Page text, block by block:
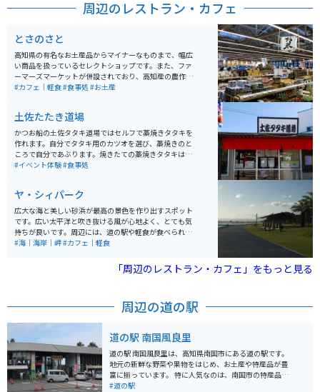
周辺のレストラン・カフェ
とさのさと
高知県の有名なお土産品からマイナーなものまで、幅広
い商品を扱っているセレクトショップです。また、ファ
ーマーズマーケットが併設されており、高知産の農作物
なども購入できます。店内にはお土産ショップの他にカ
#カフェ｜軽食#食事処 #お土産
土佐たたき道場
かつお船の土佐タタキ道場ではセルフで藁焼きタタキを
作れます。自分でタタキ用のカツオを選び、藁焼きのと
ころで自分であぶります。焼きたての藁焼きタタキは、
その場で食べたり、持ち帰りもできます。お土産も揃っ
#イベント体験#食事処
ヤ・シィパーク
広大な海と美しい砂浜が最高の景色を作り出すスポット
です。広い太平洋と吹き抜ける風が心地よく、とても気
持ちが良いです。周辺には、道の駅や軽食が食べられる
レストラン、スイーツ店、農産物直売所など、多数の施
く、グルメやお土産も楽しめる素晴らしい場所です。
#海｜海岸｜岬#カフェ｜軽食
「周辺のレストラン・カフェ」をもっと見る
周辺の道の駅
道の駅 南国風良里
道の駅 南国風良里は、高知県南国市にある道の駅です。
地元の新鮮な野菜や果物をはじめ、お土産や特産品が豊
富に揃っています。 特に人気なのは、南国市の特産品で
ある土佐文旦を使ったジュースやスイーツです。また、
#道の駅